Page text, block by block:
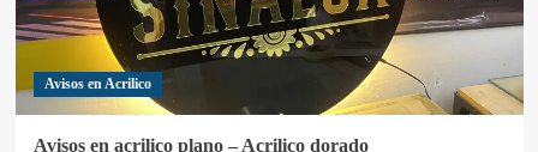
Avisos en Acrilico
Avisos en acrilico plano – Acrilico dorado